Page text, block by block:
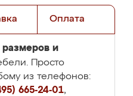
Оплата
размеров и
Просто
из телефонов:
665-24-01,